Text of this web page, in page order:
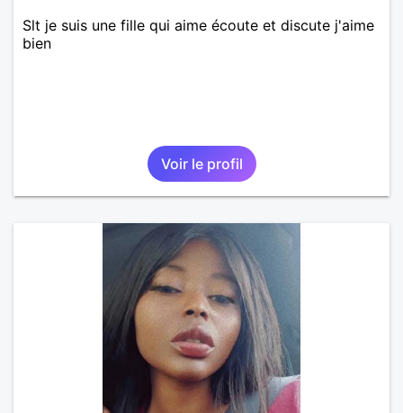
Slt je suis une fille qui aime écoute et discute j'aime
bien
Voir le profil